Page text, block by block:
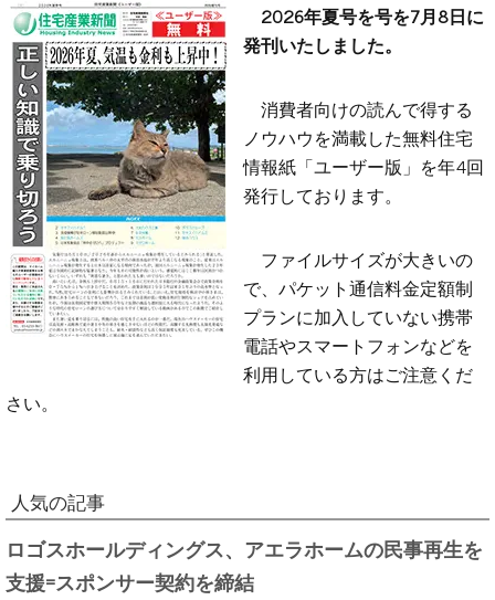
2026年夏号を号を7月8日に
発刊いたしました。
消費者向けの読んで得する
ノウハウを満載した無料住宅
情報紙「ユーザー版」を年4回
発行しております。
ファイルサイズが大きいの
で、パケット通信料金定額制
プランに加入していない携帯
電話やスマートフォンなどを
利用している方はご注意くだ
さい。
人気の記事
ロゴスホールディングス、アエラホームの民事再生を
支援=スポンサー契約を締結